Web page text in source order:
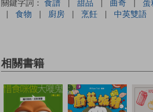
關鍵字詞： 食譜 | 甜品 | 曲奇 | 蛋
|
食物 | 廚房 | 烹飪 | 中英雙語
相關書籍